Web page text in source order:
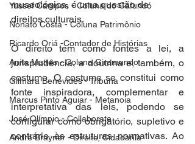
Yussef Campos - Coluna do Cafundó
Nonato Costa - Coluna Patrimônio
Ricardo Oriá -Contador de Histórias
Anita Mattes - Coluna Giramundo
Gilmara Benevides - Tribuna
Marcus Pinto Aguiar - Metanoia
José Olímpio - Collaborate
André Brayner - Direito, Cidadania
museológica, é uma questão de
direitos culturais.
O direito tem como fontes a lei, a
jurisprudência, a doutrina e, também, o
costume. O costume se constitui como
fonte inspiradora, complementar e
interpretativa das leis, podendo se
configurar como obrigatório, supletivo e
contrário às estruturas normativas. Ao